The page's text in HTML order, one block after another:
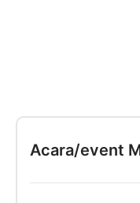
Acara/event